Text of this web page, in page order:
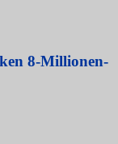
8-Millionen-